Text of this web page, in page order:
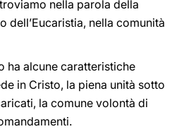
nella parola della
dell’Eucaristia, nella comunità
ha alcune caratteristiche
in Cristo, la piena unità sotto
la comune volontà di